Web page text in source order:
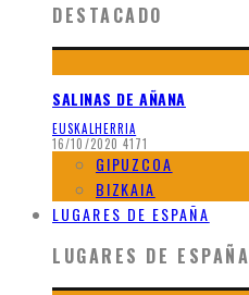
DESTACADO
SALINAS DE AÑANA
EUSKALHERRIA
16/10/2020 4171
GIPUZCOA
BIZKAIA
LUGARES DE ESPAÑA
LUGARES DE ESPAÑA